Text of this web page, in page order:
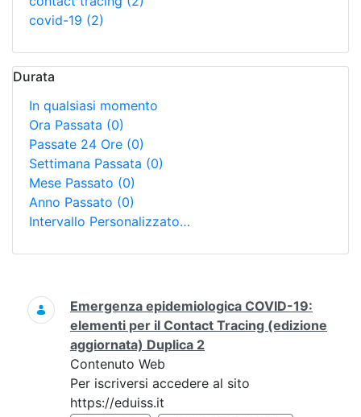
covid-19 (2)
Durata
In qualsiasi momento
Ora Passata (0)
Passate 24 Ore (0)
Settimana Passata (0)
Mese Passato (0)
Anno Passato (0)
Intervallo Personalizzato…
Ricerca
Emergenza epidemiologica COVID-19:
elementi per il Contact Tracing (edizione
aggiornata) Duplica 2
Contenuto Web
Per iscriversi accedere al sito
https://eduiss.it